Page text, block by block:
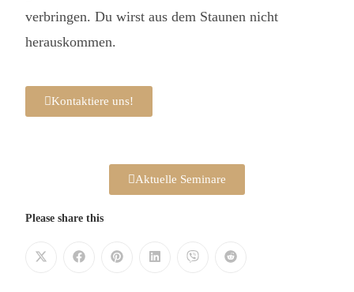
verbringen. Du wirst aus dem Staunen nicht
herauskommen.
Kontaktiere uns!
Aktuelle Seminare
Please share this